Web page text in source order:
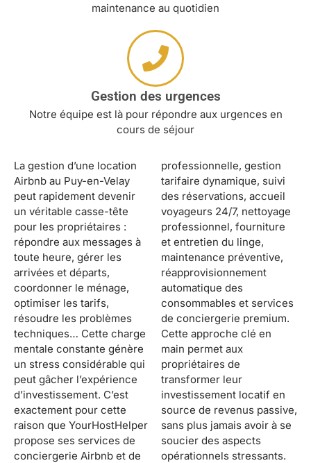
maintenance au quotidien
Gestion des urgences
Notre équipe est là pour répondre aux urgences en
cours de séjour
La gestion d’une location
Airbnb au Puy-en-Velay
peut rapidement devenir
un véritable casse-tête
pour les propriétaires :
répondre aux messages à
toute heure, gérer les
arrivées et départs,
coordonner le ménage,
optimiser les tarifs,
résoudre les problèmes
techniques… Cette charge
mentale constante génère
un stress considérable qui
peut gâcher l’expérience
d’investissement. C’est
exactement pour cette
raison que YourHostHelper
propose ses services de
conciergerie Airbnb et de
professionnelle, gestion
tarifaire dynamique, suivi
des réservations, accueil
voyageurs 24/7, nettoyage
professionnel, fourniture
et entretien du linge,
maintenance préventive,
réapprovisionnement
automatique des
consommables et services
de conciergerie premium.
Cette approche clé en
main permet aux
propriétaires de
transformer leur
investissement locatif en
source de revenus passive,
sans plus jamais avoir à se
soucier des aspects
opérationnels stressants.